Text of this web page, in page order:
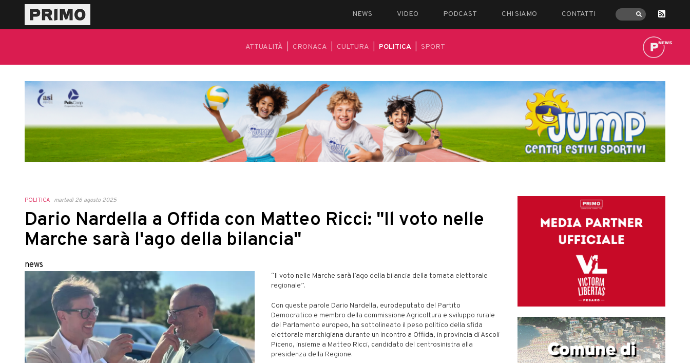
NEWS VIDEO PODCAST CHI SIAMO CONTATTI
ATTUALITÀ CRONACA CULTURA POLITICA SPORT
POLITICA martedì 26 agosto 2025
Dario Nardella a Offida con Matteo Ricci: "Il voto nelle
Marche sarà l'ago della bilancia"
news
“Il voto nelle Marche sarà l’ago della bilancia della tornata elettorale
regionale”.
Con queste parole Dario Nardella, eurodeputato del Partito
Democratico e membro della commissione Agricoltura e sviluppo rurale
del Parlamento europeo, ha sottolineato il peso politico della sfida
elettorale marchigiana durante un incontro a Offida, in provincia di Ascoli
Piceno, insieme a Matteo Ricci, candidato del centrosinistra alla
presidenza della Regione.